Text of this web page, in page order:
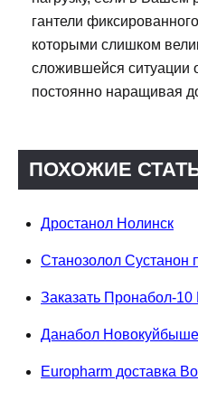
гантели
которыми слишком
сложившейся ситуации
постоянно наращивая
ПОХОЖИЕ
Дростанол Нолинск
Станозолол Сустанон
Заказать Пронабол-10
Данабол
Europharm доставка